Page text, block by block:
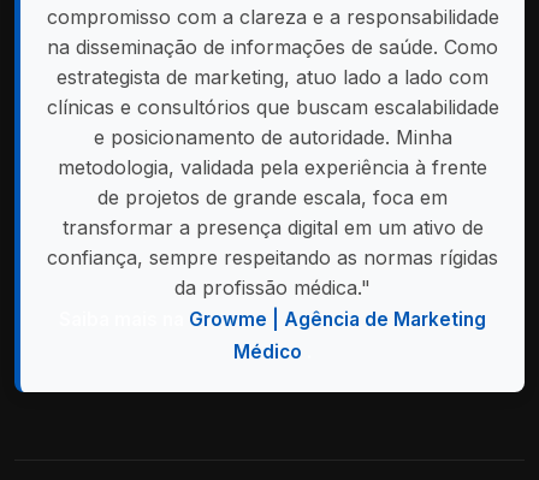
compromisso com a clareza e a responsabilidade
na disseminação de informações de saúde. Como
estrategista de marketing, atuo lado a lado com
clínicas e consultórios que buscam escalabilidade
e posicionamento de autoridade. Minha
metodologia, validada pela experiência à frente
de projetos de grande escala, foca em
transformar a presença digital em um ativo de
confiança, sempre respeitando as normas rígidas
da profissão médica."
Growme | Agência de Marketing
Médico